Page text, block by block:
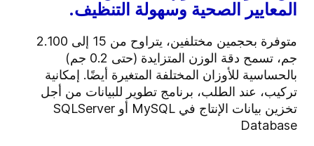
المعايير الصحية وسهولة التنظيف.
متوفرة بحجمين مختلفين، يتراوح من 15 إلى 2.100
جم، تسمح دقة الوزن المتزايدة (حتى 0.2 جم)
بالحساسية للأوزان المختلفة المتغيرة أيضًا. إمكانية
تركيب، عند الطلب، برنامج تطوير للبيانات من أجل
تخزين بيانات الإنتاج في MySQL أو SQLServer
Database